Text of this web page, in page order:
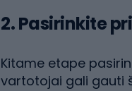
2. Pasirinkite
Kitame etape
vartotojai gali gauti